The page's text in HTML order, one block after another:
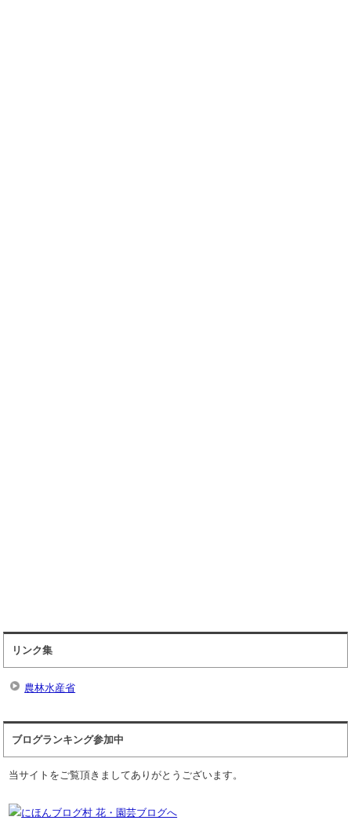
リンク集
農林水産省
ブログランキング参加中
当サイトをご覧頂きましてありがとうございます。